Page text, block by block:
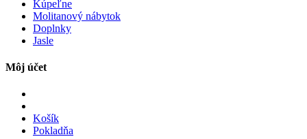
Kúpeľne
Molitanový nábytok
Doplnky
Jasle
Môj účet
Košík
Pokladňa